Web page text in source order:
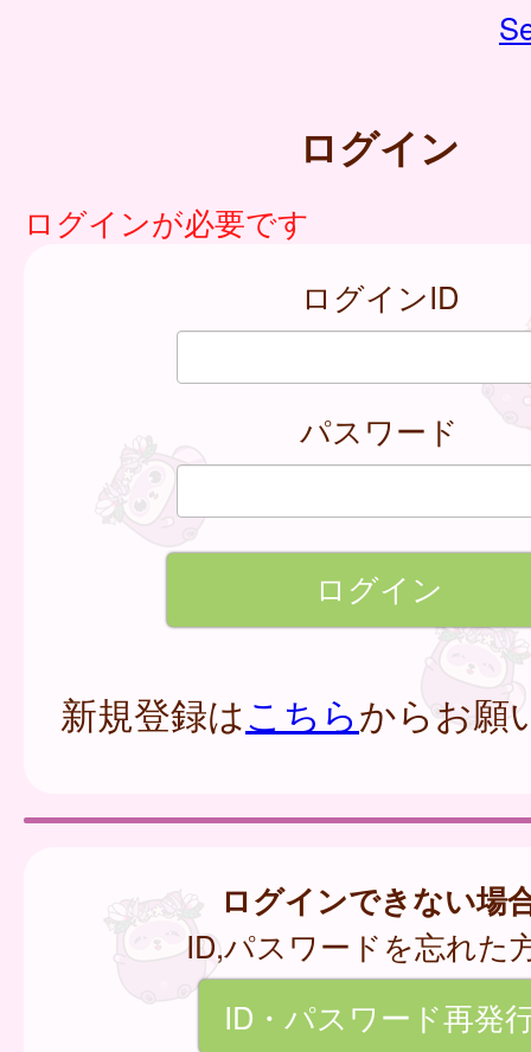
ログイン
ログインが必要です
ログインID
パスワード
新規登録はこちらからお願
ログインできない場
ID,パスワードを忘れた
ID・パスワード再発